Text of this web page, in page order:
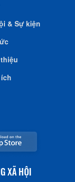
& Sự kiện
XÃ HỘI